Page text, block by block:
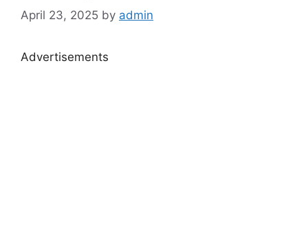
April 23, 2025 by admin
Advertisements